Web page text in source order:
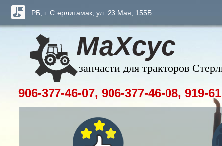
МаХсус
запчасти для тракторов
РБ, г. Стерлитамак, ул. 23 Мая, 155Б
906-377-46-07, 906-377-46-08, 919-